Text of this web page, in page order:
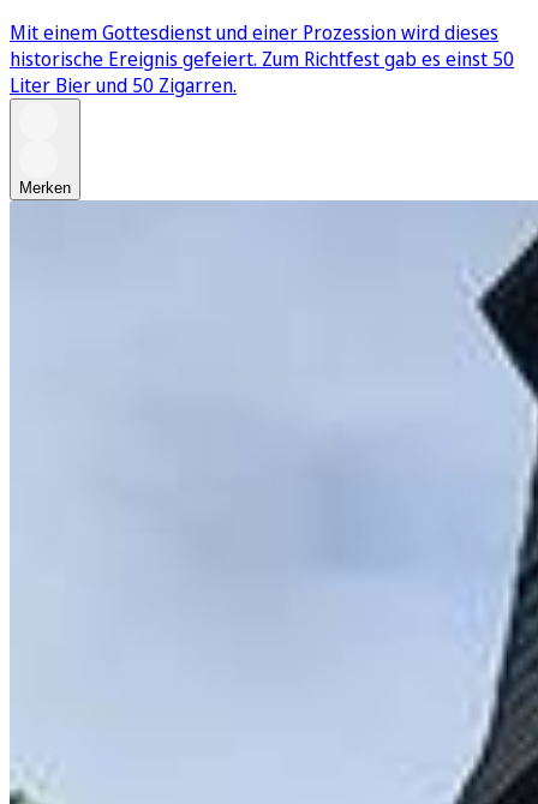
Mit einem Gottesdienst und einer Prozession wird dieses
historische Ereignis gefeiert. Zum Richtfest gab es einst 50
Liter Bier und 50 Zigarren.
Merken